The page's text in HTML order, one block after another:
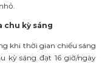
chu kỳ sáng
khi thời gian chiếu sáng
kỳ sáng đạt 16 giờ/ngày